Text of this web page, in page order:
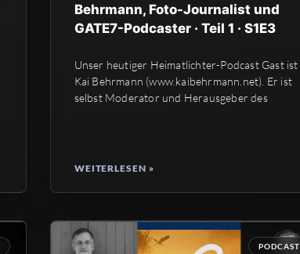
Behrmann, Foto-Journalist und
GATE7-Podcaster · Teil 1 · S1E3
Unser heutiger Heimatlichter-Podcast Gast ist
Kai Behrmann (www.kaibehrmann.net). Er ist
selbst Moderator und Herausgeber des
WEITERLESEN »
PODCAST